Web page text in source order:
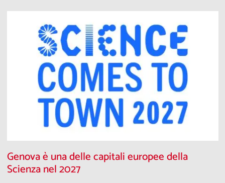
Genova è una delle capitali europee della
Scienza nel 2027